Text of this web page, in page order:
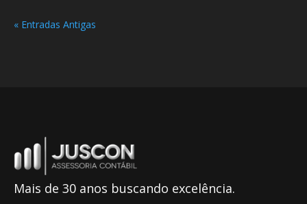
« Entradas Antigas
Mais de 30 anos buscando excelência.